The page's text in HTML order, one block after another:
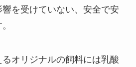
を受けていない、安全で安
オリジナルの飼料には乳酸